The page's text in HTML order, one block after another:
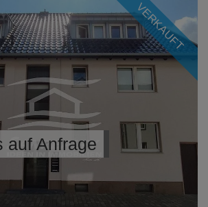
VERKAUFT
auf Anfrage